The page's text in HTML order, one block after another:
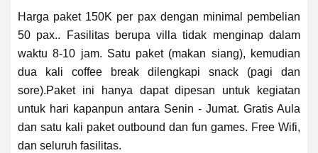
Harga paket 150K per pax dengan minimal pembelian
50 pax.. Fasilitas berupa villa tidak menginap dalam
waktu 8-10 jam. Satu paket (makan siang), kemudian
dua kali coffee break dilengkapi snack (pagi dan
sore).Paket ini hanya dapat dipesan untuk kegiatan
untuk hari kapanpun antara Senin - Jumat. Gratis Aula
dan satu kali paket outbound dan fun games. Free Wifi,
dan seluruh fasilitas.